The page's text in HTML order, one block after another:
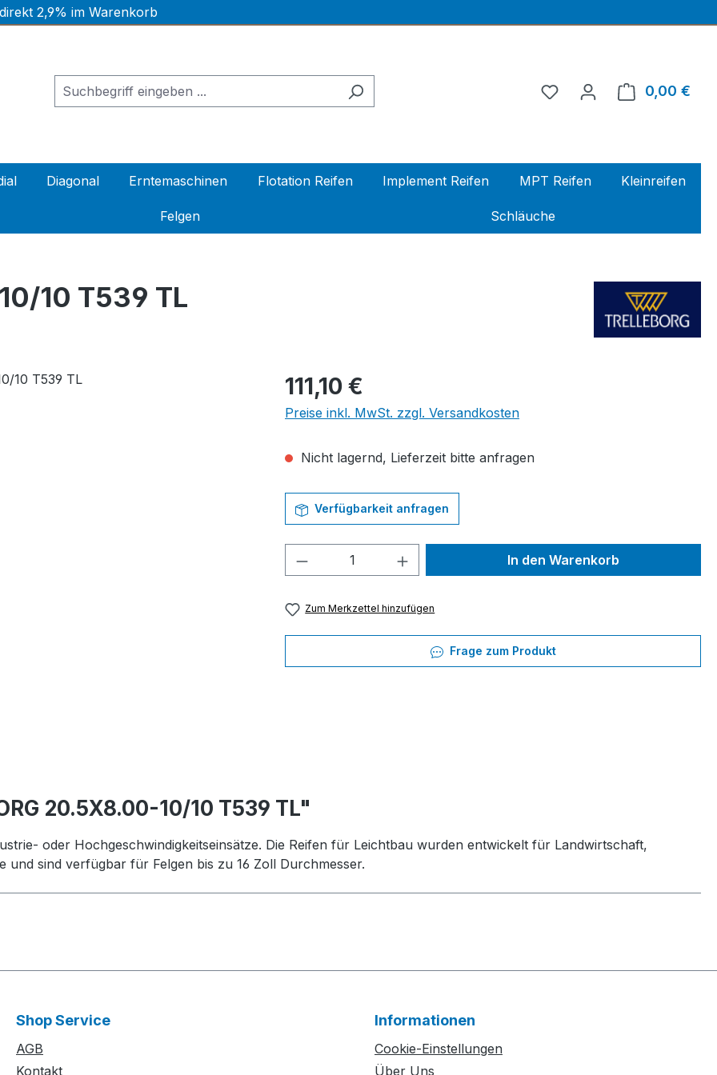
2,9% im Warenkorb
0,00 €
Diagonal Erntemaschinen Flotation Reifen Implement Reifen MPT Reifen Kleinreifen
Felgen Schläuche
10 T539 TL
Regulärer Preis:
111,10 €
Preise inkl. MwSt. zzgl. Versandkosten
Nicht lagernd, Lieferzeit bitte anfragen
Verfügbarkeit anfragen
Produkt Anzahl: Gib den gewünschten Wert
In den Warenkorb
Zum Merkzettel hinzufügen
Frage zum Produkt
20.5X8.00-10/10 T539 TL"
oder Hochgeschwindigkeitseinsätze. Die Reifen für Leichtbau wurden entwickelt für Landwirtschaft,
und sind verfügbar für Felgen bis zu 16 Zoll Durchmesser.
Shop Service
AGB
Kontakt
Informationen
Cookie-Einstellungen
Über Uns